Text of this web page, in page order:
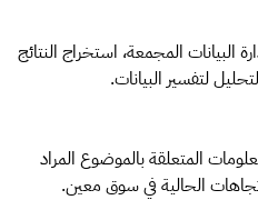
البيانات المجمعة، استخراج النتائج
لتفسير البيانات.
المتعلقة بالموضوع المراد
الحالية في سوق معين.